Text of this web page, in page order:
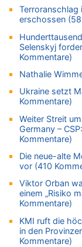
06.08.2026 -
Wasserstand
06.08.2026 -
Mehrere
06.08.2026 -
Wasserstand
06.08.2026 -
Mehrere
05.08.2026 -
Wasserstand
Wasserstand
Mehrere
05.08.2026 -
Mehrere
05.08.2026 -
Mehrere
Terroranschlag
erschossen
Selenskyj
Kommentare)
Nathalie
Ukraine setzt
Kommentare)
Weiter Streit
Germany –
Kommentare)
Die neue-alte
vor (410
Viktor Orban
einem „Risiko
Kommentare)
KMI ruft die
in den
Kommentare)